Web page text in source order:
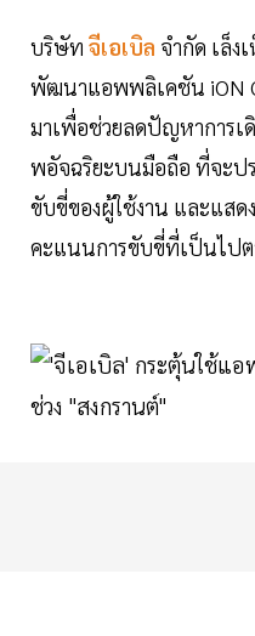
บริษัท จีเอเบิล จำกัด เล็ง
พัฒนาแอพพลิเคชัน iON
มาเพื่อช่วยลดปัญหาการ
พอัจฉริยะบนมือถือ ที่จะป
ขับขี่ของผู้ใช้งาน และแส
คะแนนการขับขี่ที่เป็นไปต